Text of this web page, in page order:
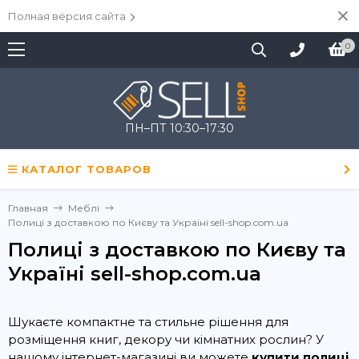
Полная версия сайта
0
ПН–ПТ 10:30–17:30
КАТАЛОГ ТОВАРОВ
Главная
Меблі
Полиці з доставкою по Києву та Україні sell-shop.com.ua
Полиці з доставкою по Києву та
Україні sell-shop.com.ua
Шукаєте компактне та стильне рішення для
розміщення книг, декору чи кімнатних рослин? У